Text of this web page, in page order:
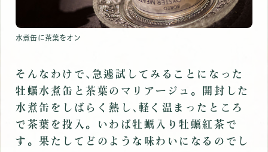
水煮缶に茶葉をオン
そんなわけで､急遽試してみることになった
牡蠣水煮缶と茶葉のマリアージュ。開封した
水煮缶をしばらく熱し､軽く温まったところ
で茶葉を投入。いわば牡蠣入り牡蠣紅茶で
す。果たしてどのような味わいになるのでし